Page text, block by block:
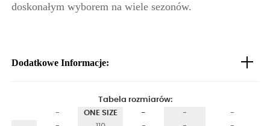
doskonałym wyborem na wiele sezonów.
Dodatkowe Informacje:
Tabela rozmiarów:
-
ONE SIZE - -
-